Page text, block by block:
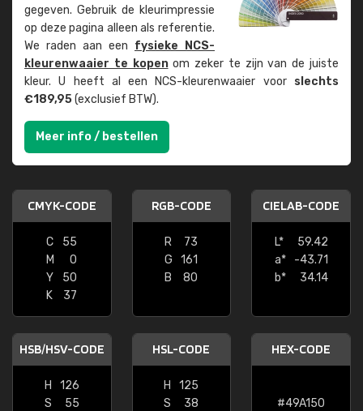
gegeven. Gebruik de kleur­impressie
op deze pagina alleen als referentie.
We raden aan een fysieke NCS-
kleuren­waaier te kopenom zeker te zijn van de juiste
kleur. U heeft al een NCS-kleuren­waaier voor slechts
€189,95(exclusief BTW).
Meer info / bestellen
CMYK-CODE
C
55
M
0
Y
50
K
37
RGB-CODE
R
73
G
161
B
80
CIELAB-CODE
L*
59.42
a*
-43.71
b*
34.14
HSB/HSV-CODE
H
126
S
55
HSL-CODE
H
125
S
38
HEX-CODE
#49A150